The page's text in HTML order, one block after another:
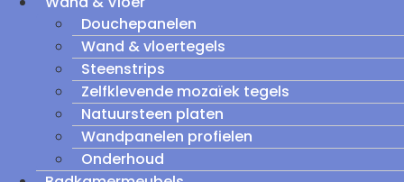
Douchepanelen
Wand & vloertegels
Steenstrips
Zelfklevende mozaïek tegels
Natuursteen platen
Wandpanelen profielen
Onderhoud